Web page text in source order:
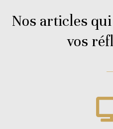
Nos articles
vos